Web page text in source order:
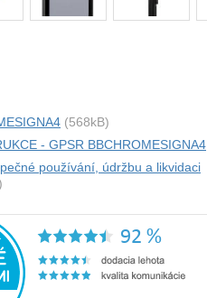
(568kB)
- GPSR BBCHROMESIGNA4
používání, údržbu a likvidaci